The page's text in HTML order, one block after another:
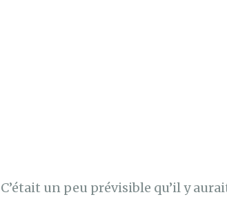
C’était un peu prévisible qu’il y